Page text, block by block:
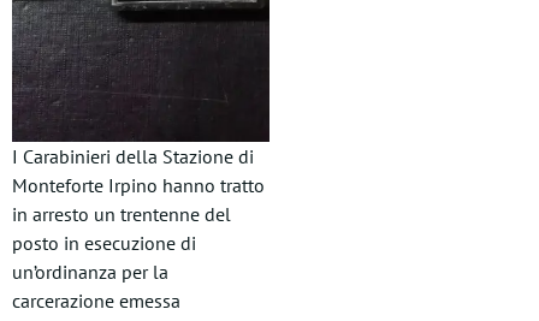
I Carabinieri della Stazione di
Monteforte Irpino hanno tratto
in arresto un trentenne del
posto in esecuzione di
un’ordinanza per la
carcerazione emessa